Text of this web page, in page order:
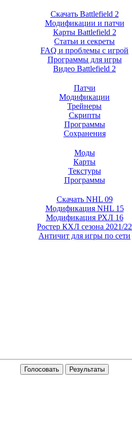
Скачать Battlefield 2
Модификации и патчи
Карты Battlefield 2
Статьи и секреты
FAQ и проблемы с игрой
Программы для игры
Видео Battlefield 2
Патчи
Модификации
Трейнеры
Скрипты
Программы
Сохранения
Моды
Карты
Текстуры
Программы
Скачать NHL 09
Модификация NHL 15
Модификация РХЛ 16
Ростер КХЛ сезона 2021/22
Античит для игры по сети
Голосовать Результаты